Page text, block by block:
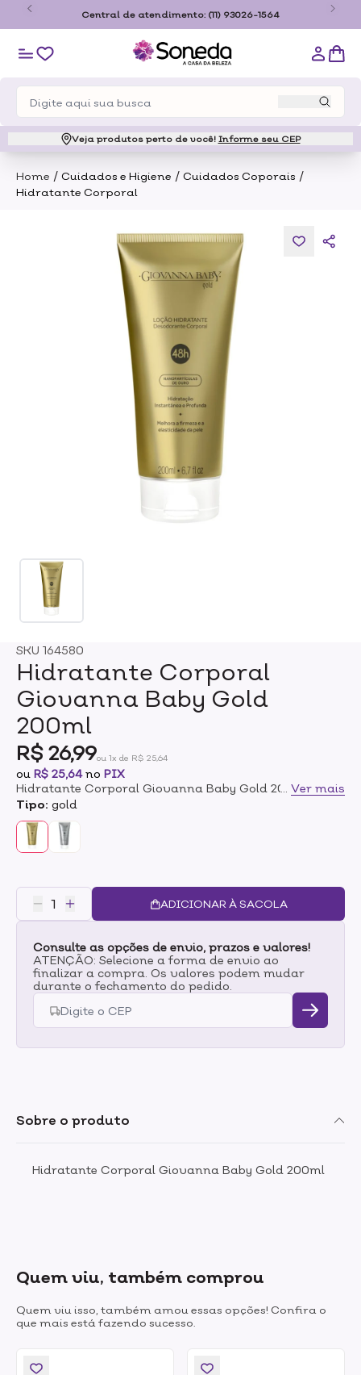
Central de atendimento: (11) 93026-1564
Veja produtos perto de você! Informe seu CEP
Home / Cuidados e Higiene / Cuidados Coporais /
Hidratante Corporal
SKU 164580
Hidratante Corporal
Giovanna Baby Gold
200ml
R$ 26,99ou 1x de R$ 25,64
ou R$ 25,64no PIX
Hidratante Corporal Giovanna Baby Gold 200mlVer mais
Tipo: gold
ADICIONAR À SACOLA
Consulte as opções de envio, prazos e valores!
ATENÇÃO: Selecione a forma de envio ao
finalizar a compra. Os valores podem mudar
durante o fechamento do pedido.
Sobre o produto
Hidratante Corporal Giovanna Baby Gold 200ml
Quem viu, também comprou
Quem viu isso, também amou essas opções! Confira o
que mais está fazendo sucesso.